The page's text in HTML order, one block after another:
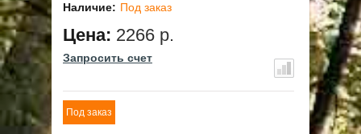
Наличие: Под заказ
Цена: 2266 р.
Запросить счет
Под заказ